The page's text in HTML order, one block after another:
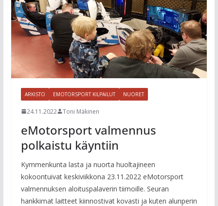
ARKISTO EMOTORSPORT KILPAILUT NUORET
24.11.2022 Toni Mäkinen
eMotorsport valmennus
polkaistu käyntiin
Kymmenkunta lasta ja nuorta huoltajineen
kokoontuivat keskiviikkona 23.11.2022 eMotorsport
valmennuksen aloituspalaverin tiimoille. Seuran
hankkimat laitteet kiinnostivat kovasti ja kuten alunperin